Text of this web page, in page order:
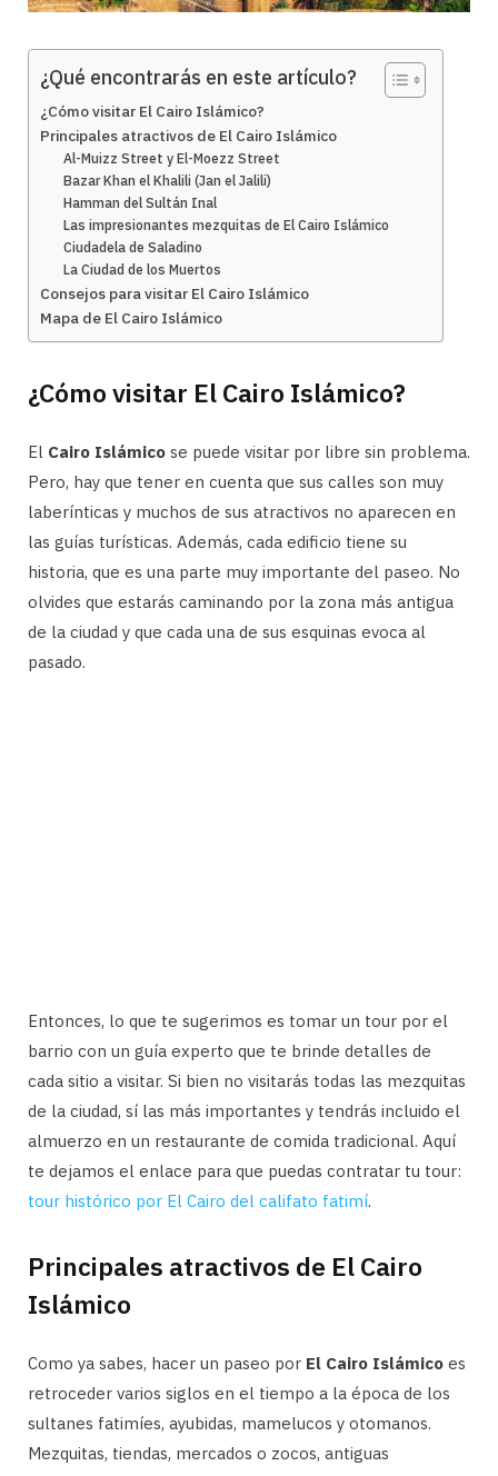
¿Qué encontrarás en este artículo?
¿Cómo visitar El Cairo Islámico?
Principales atractivos de El Cairo Islámico
Al-Muizz Street y El-Moezz Street
Bazar Khan el Khalili (Jan el Jalili)
Hamman del Sultán Inal
Las impresionantes mezquitas de El Cairo Islámico
Ciudadela de Saladino
La Ciudad de los Muertos
Consejos para visitar El Cairo Islámico
Mapa de El Cairo Islámico
¿Cómo visitar El Cairo Islámico?
El Cairo Islámico se puede visitar por libre sin problema.
Pero, hay que tener en cuenta que sus calles son muy
laberínticas y muchos de sus atractivos no aparecen en
las guías turísticas. Además, cada edificio tiene su
historia, que es una parte muy importante del paseo. No
olvides que estarás caminando por la zona más antigua
de la ciudad y que cada una de sus esquinas evoca al
pasado.
Entonces, lo que te sugerimos es tomar un tour por el
barrio con un guía experto que te brinde detalles de
cada sitio a visitar. Si bien no visitarás todas las mezquitas
de la ciudad, sí las más importantes y tendrás incluido el
almuerzo en un restaurante de comida tradicional. Aquí
te dejamos el enlace para que puedas contratar tu tour:
tour histórico por El Cairo del califato fatimí.
Principales atractivos de El Cairo
Islámico
Como ya sabes, hacer un paseo por El Cairo Islámico es
retroceder varios siglos en el tiempo a la época de los
sultanes fatimíes, ayubidas, mamelucos y otomanos.
Mezquitas, tiendas, mercados o zocos, antiguas